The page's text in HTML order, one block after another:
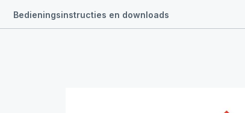
Bedieningsinstructies en downloads